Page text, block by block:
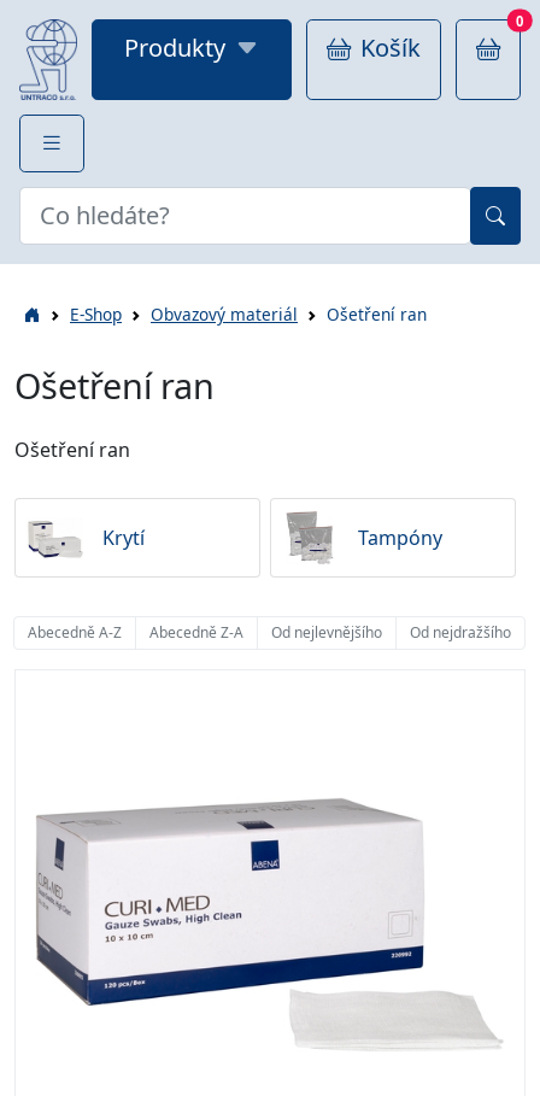
Produkty Košík
0
E-Shop Obvazový materiál Ošetření ran
Ošetření ran
Ošetření ran
Krytí Tampóny
Abecedně A-Z Abecedně Z-A Od nejlevnějšího Od nejdražšího